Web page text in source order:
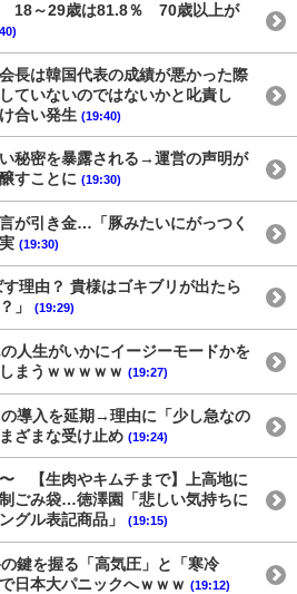
18～29歳は81.8％ 70歳以上が
長は韓国代表の成績が悪かった際
ていないのではないかと叱責し
合い発生 (19:40)
秘密を暴露される→運営の声明が
すことに (19:30)
が引き金…「豚みたいにがっつく
(19:30)
理由？ 貴様はゴキブリが出たら
」
(19:29)
人生がいかにイージーモードかを
まうｗｗｗｗｗ (19:27)
導入を延期→理由に「少し急なの
ざまな受け止め (19:24)
【生肉やキムチまで】上高地に
ごみ袋…徳澤園「悲しい気持ちに
グル表記商品」
(19:15)
鍵を握る「高気圧」と「寒冷
日本大パニックへｗｗｗ (19:12)